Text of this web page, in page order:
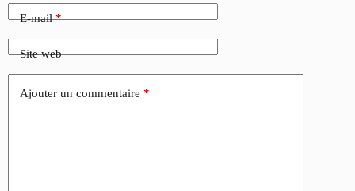
E-mail*
Site web
Ajouter un commentaire *